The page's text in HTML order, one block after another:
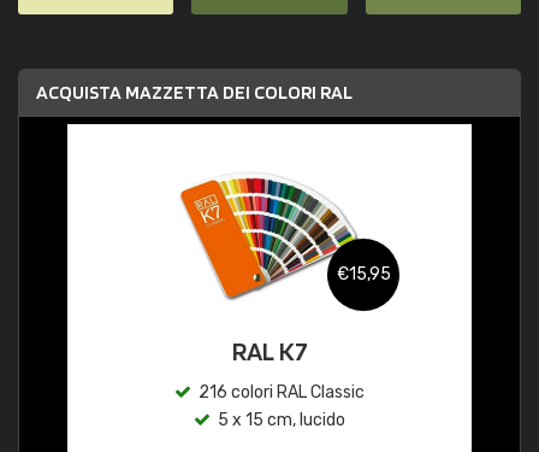
ACQUISTA MAZZETTA DEI COLORI RAL
€15,95
RAL K7
216 colori RAL Classic
5 x 15 cm, lucido